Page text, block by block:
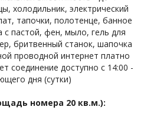
холодильник, электрический
тапочки, полотенце, банное
с пастой, фен, мыло, гель для
бритвенный станок, шапочка
проводной интернет платно
соединение доступно с 14:00 -
дня (сутки)
номера 20 кв.м.):